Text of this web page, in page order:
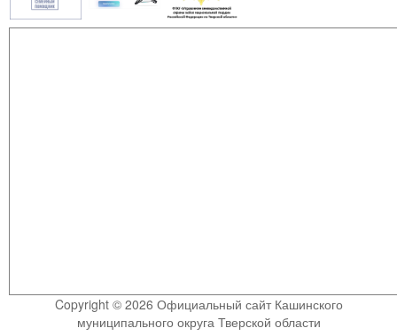
Copyright © 2026 Официальный сайт Кашинского
муниципального округа Тверской области